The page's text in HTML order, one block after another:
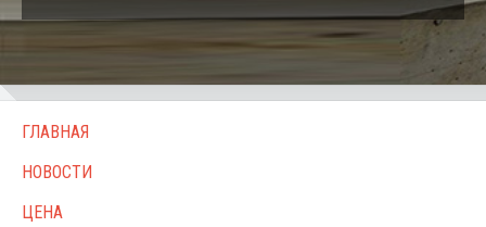
ГЛАВНАЯ
НОВОСТИ
ЦЕНА